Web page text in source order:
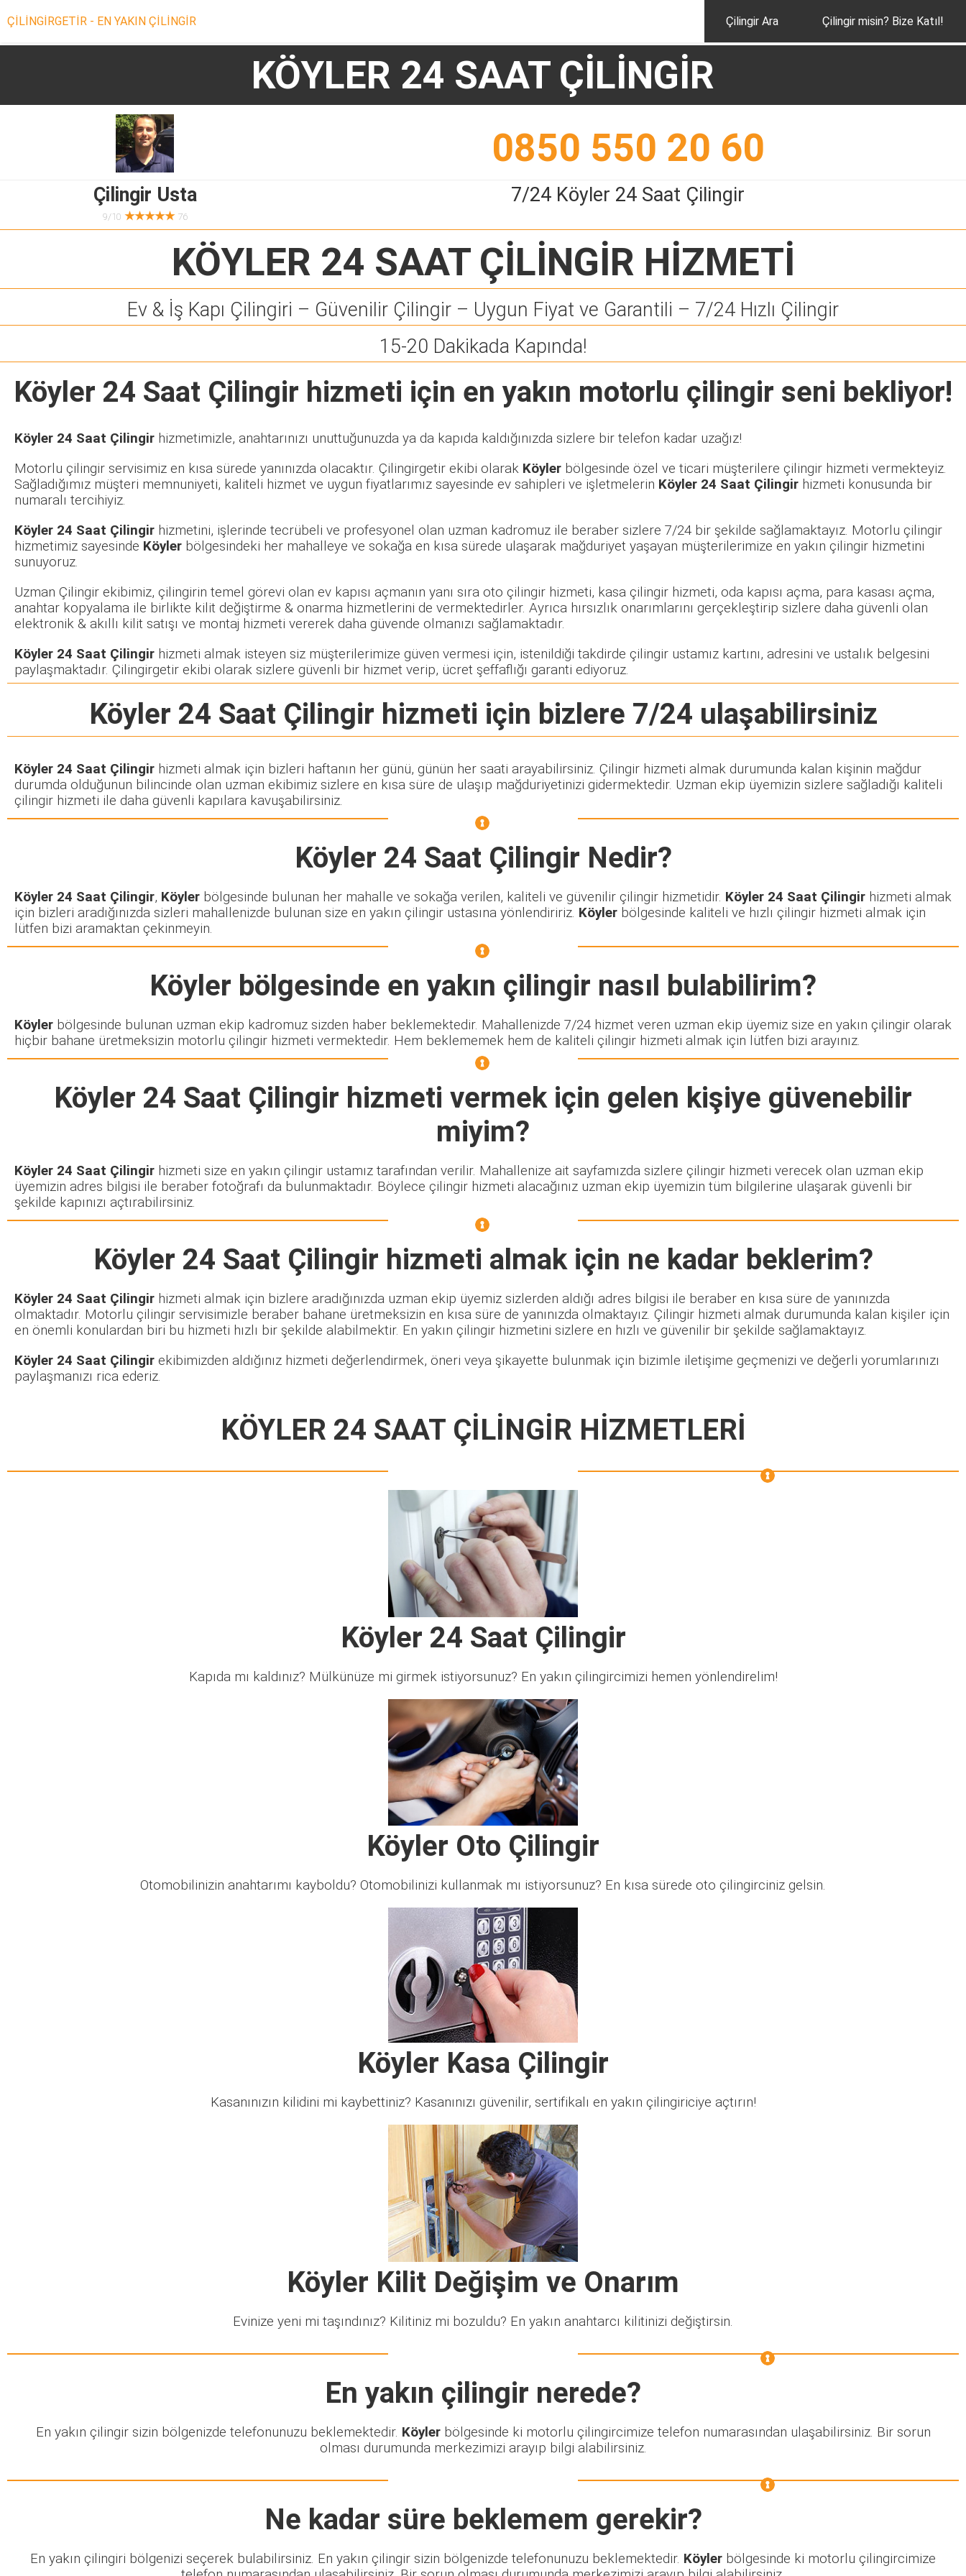
ÇİLİNGİRGETİR - EN YAKIN ÇİLİNGİR Çilingir Ara Çilingir misin? Bize Katıl!
KÖYLER 24 SAAT ÇİLİNGİR
0850 550 20 60
Çilingir Usta
9/10 ★★★★★ 76
7/24 Köyler 24 Saat Çilingir
KÖYLER 24 SAAT ÇİLİNGİR HİZMETİ
Ev & İş Kapı Çilingiri – Güvenilir Çilingir – Uygun Fiyat ve Garantili – 7/24 Hızlı Çilingir
15-20 Dakikada Kapında!
Köyler 24 Saat Çilingir hizmeti için en yakın motorlu çilingir seni bekliyor!
Köyler 24 Saat Çilingir hizmetimizle, anahtarınızı unuttuğunuzda ya da kapıda kaldığınızda sizlere bir telefon kadar uzağız!
Motorlu çilingir servisimiz en kısa sürede yanınızda olacaktır. Çilingirgetir ekibi olarak Köyler bölgesinde özel ve ticari müşterilere çilingir hizmeti vermekteyiz.
Sağladığımız müşteri memnuniyeti, kaliteli hizmet ve uygun fiyatlarımız sayesinde ev sahipleri ve işletmelerin Köyler 24 Saat Çilingir hizmeti konusunda bir
numaralı tercihiyiz.
Köyler 24 Saat Çilingir hizmetini, işlerinde tecrübeli ve profesyonel olan uzman kadromuz ile beraber sizlere 7/24 bir şekilde sağlamaktayız. Motorlu çilingir
hizmetimiz sayesinde Köyler bölgesindeki her mahalleye ve sokağa en kısa sürede ulaşarak mağduriyet yaşayan müşterilerimize en yakın çilingir hizmetini
sunuyoruz.
Uzman Çilingir ekibimiz, çilingirin temel görevi olan ev kapısı açmanın yanı sıra oto çilingir hizmeti, kasa çilingir hizmeti, oda kapısı açma, para kasası açma,
anahtar kopyalama ile birlikte kilit değiştirme & onarma hizmetlerini de vermektedirler. Ayrıca hırsızlık onarımlarını gerçekleştirip sizlere daha güvenli olan
elektronik & akıllı kilit satışı ve montaj hizmeti vererek daha güvende olmanızı sağlamaktadır.
Köyler 24 Saat Çilingir hizmeti almak isteyen siz müşterilerimize güven vermesi için, istenildiği takdirde çilingir ustamız kartını, adresini ve ustalık belgesini
paylaşmaktadır. Çilingirgetir ekibi olarak sizlere güvenli bir hizmet verip, ücret şeffaflığı garanti ediyoruz.
Köyler 24 Saat Çilingir hizmeti için bizlere 7/24 ulaşabilirsiniz
Köyler 24 Saat Çilingir hizmeti almak için bizleri haftanın her günü, günün her saati arayabilirsiniz. Çilingir hizmeti almak durumunda kalan kişinin mağdur
durumda olduğunun bilincinde olan uzman ekibimiz sizlere en kısa süre de ulaşıp mağduriyetinizi gidermektedir. Uzman ekip üyemizin sizlere sağladığı kaliteli
çilingir hizmeti ile daha güvenli kapılara kavuşabilirsiniz.
Köyler 24 Saat Çilingir Nedir?
Köyler 24 Saat Çilingir, Köyler bölgesinde bulunan her mahalle ve sokağa verilen, kaliteli ve güvenilir çilingir hizmetidir. Köyler 24 Saat Çilingir hizmeti almak
için bizleri aradığınızda sizleri mahallenizde bulunan size en yakın çilingir ustasına yönlendiririz. Köyler bölgesinde kaliteli ve hızlı çilingir hizmeti almak için
lütfen bizi aramaktan çekinmeyin.
Köyler bölgesinde en yakın çilingir nasıl bulabilirim?
Köyler bölgesinde bulunan uzman ekip kadromuz sizden haber beklemektedir. Mahallenizde 7/24 hizmet veren uzman ekip üyemiz size en yakın çilingir olarak
hiçbir bahane üretmeksizin motorlu çilingir hizmeti vermektedir. Hem beklememek hem de kaliteli çilingir hizmeti almak için lütfen bizi arayınız.
Köyler 24 Saat Çilingir hizmeti vermek için gelen kişiye güvenebilir
miyim?
Köyler 24 Saat Çilingir hizmeti size en yakın çilingir ustamız tarafından verilir. Mahallenize ait sayfamızda sizlere çilingir hizmeti verecek olan uzman ekip
üyemizin adres bilgisi ile beraber fotoğrafı da bulunmaktadır. Böylece çilingir hizmeti alacağınız uzman ekip üyemizin tüm bilgilerine ulaşarak güvenli bir
şekilde kapınızı açtırabilirsiniz.
Köyler 24 Saat Çilingir hizmeti almak için ne kadar beklerim?
Köyler 24 Saat Çilingir hizmeti almak için bizlere aradığınızda uzman ekip üyemiz sizlerden aldığı adres bilgisi ile beraber en kısa süre de yanınızda
olmaktadır. Motorlu çilingir servisimizle beraber bahane üretmeksizin en kısa süre de yanınızda olmaktayız. Çilingir hizmeti almak durumunda kalan kişiler için
en önemli konulardan biri bu hizmeti hızlı bir şekilde alabilmektir. En yakın çilingir hizmetini sizlere en hızlı ve güvenilir bir şekilde sağlamaktayız.
Köyler 24 Saat Çilingir ekibimizden aldığınız hizmeti değerlendirmek, öneri veya şikayette bulunmak için bizimle iletişime geçmenizi ve değerli yorumlarınızı
paylaşmanızı rica ederiz.
KÖYLER 24 SAAT ÇİLİNGİR HİZMETLERİ
Köyler 24 Saat Çilingir
Kapıda mı kaldınız? Mülkünüze mi girmek istiyorsunuz? En yakın çilingircimizi hemen yönlendirelim!
Köyler Oto Çilingir
Otomobilinizin anahtarımı kayboldu? Otomobilinizi kullanmak mı istiyorsunuz? En kısa sürede oto çilingirciniz gelsin.
Köyler Kasa Çilingir
Kasanınızın kilidini mi kaybettiniz? Kasanınızı güvenilir, sertifikalı en yakın çilingiriciye açtırın!
Köyler Kilit Değişim ve Onarım
Evinize yeni mi taşındınız? Kilitiniz mi bozuldu? En yakın anahtarcı kilitinizi değiştirsin.
En yakın çilingir nerede?
En yakın çilingir sizin bölgenizde telefonunuzu beklemektedir. Köylerbölgesinde ki motorlu çilingircimize telefon numarasından ulaşabilirsiniz. Bir sorun
olması durumunda merkezimizi arayıp bilgi alabilirsiniz.
Ne kadar süre beklemem gerekir?
En yakın çilingiri bölgenizi seçerek bulabilirsiniz. En yakın çilingir sizin bölgenizde telefonunuzu beklemektedir. Köyler bölgesinde ki motorlu çilingircimize